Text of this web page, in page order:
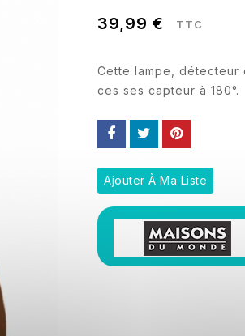
39,99 €
TTC
Cette lampe, détecteur
ces ses capteur à 180°.
Ajouter À Ma Liste